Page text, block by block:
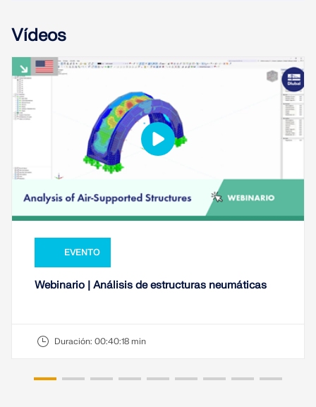
Vídeos
EVENTO
Webinario | Análisis de estructuras neumáticas
Duración: 00:40:18 min